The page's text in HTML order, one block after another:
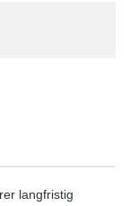
langfristig